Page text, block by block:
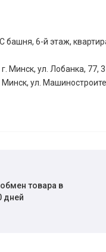
6-й этаж,
Минск, ул. Лобанка, 77,
ул.
товара в
дней